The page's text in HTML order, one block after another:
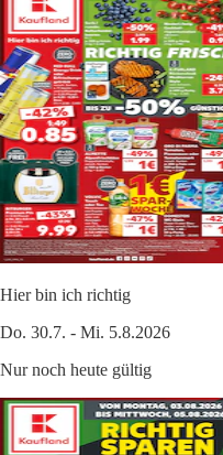
Hier bin ich richtig
Do. 30.7. - Mi. 5.8.2026
Nur noch heute gültig